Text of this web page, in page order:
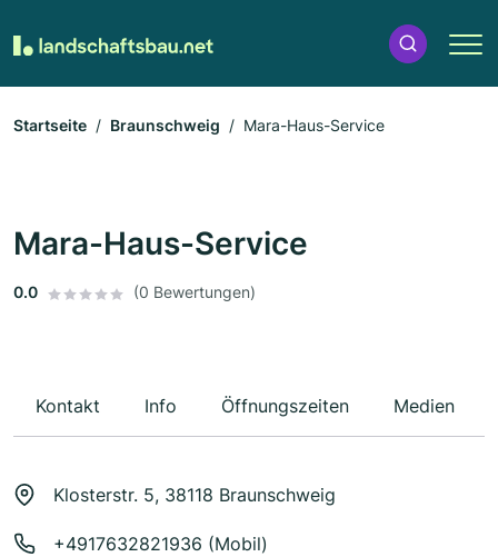
Startseite Braunschweig Mara-Haus-Service
Mara-Haus-Service
0.0 (0 Bewertungen)
Kontakt Info Öffnungszeiten Medien
Klosterstr. 5, 38118 Braunschweig
+4917632821936 (Mobil)